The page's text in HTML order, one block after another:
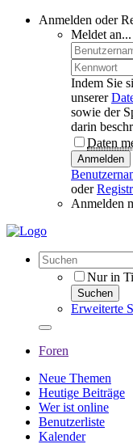
Anmelden oder
Meldet an...
Indem Sie
unserer
sowie der
darin
Daten
Anmelden
oder
Anmelden
Nur in
Suchen
Erweiterte
Foren
Neue Themen
Heutige Beiträge
Wer ist online
Benutzerliste
Kalender